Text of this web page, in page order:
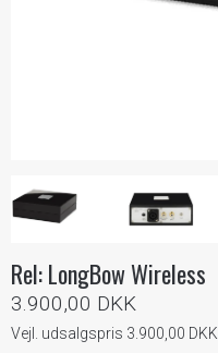
Rel: LongBow Wireless
3.900,00 DKK
Vejl. udsalgspris 3.900,00 DKK